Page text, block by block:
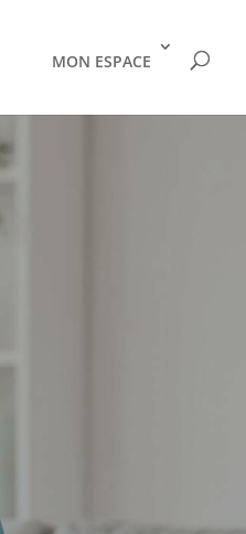
MON ESPACE